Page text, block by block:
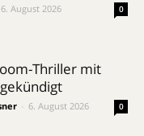
6. August 2026 0
Thriller mit
6. August 2026 0